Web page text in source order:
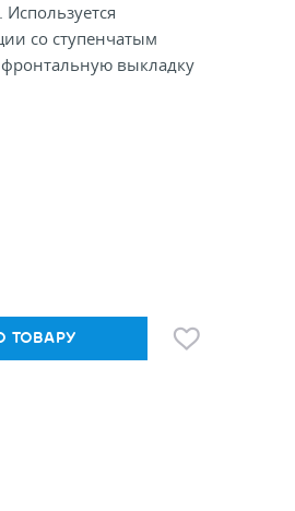
со ступенчатым
выкладку
ТОВАРУ